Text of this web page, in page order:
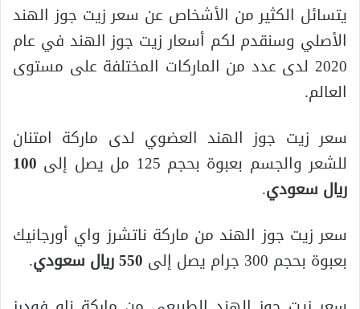
يتسائل الكثير من الأشخاص عن سعر زيت جوز الهند
الأصلي وسنقدم لكم أسعار زيت جوز الهند في عام
2020 لدى عدد من الماركات المختلفة على مستوى
العالم.
سعر زيت جوز الهند العضوي لدى ماركة امتنان
للشعر والجسم بعبوة بحجم 125 مل يصل إلى
100
ريال سعودي.
سعر زيت جوز الهند من ماركة ناتشرز واي أورجانيك
بعبوة بحجم 300 جرام يصل إلى
550 ريال سعودي
.